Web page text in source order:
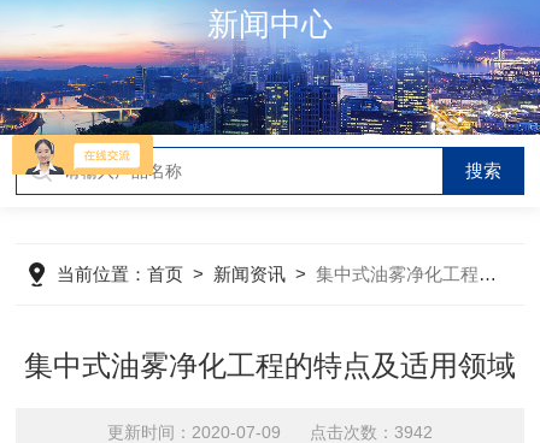
新闻中心
当前位置：首页 > 新闻资讯 >集中式油雾净化工程的特点及适用领域
集中式油雾净化工程的特点及适用领域
更新时间：2020-07-09 点击次数：3942